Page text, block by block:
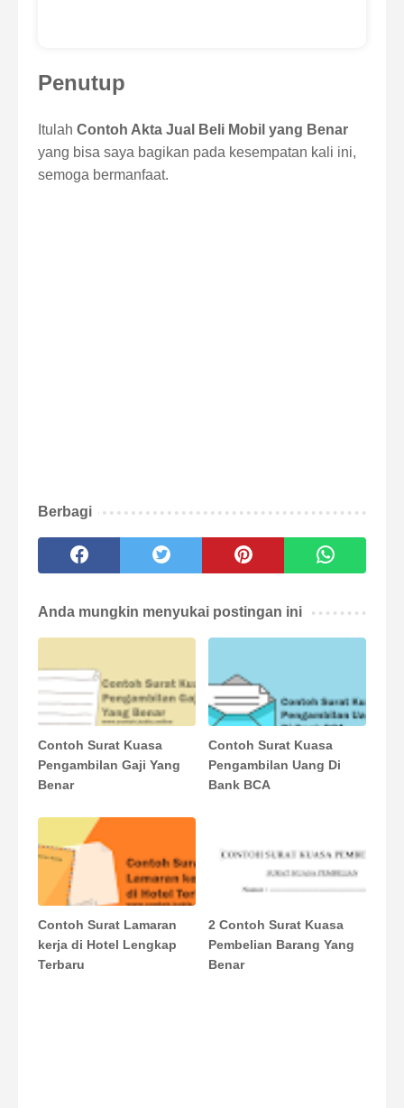
Penutup
Itulah Contoh Akta Jual Beli Mobil yang Benar
yang bisa saya bagikan pada kesempatan kali ini,
semoga bermanfaat.
Berbagi
Anda mungkin menyukai postingan ini
Contoh Surat Kuasa
Pengambilan Gaji Yang
Benar
Contoh Surat Kuasa
Pengambilan Uang Di
Bank BCA
Contoh Surat Lamaran
kerja di Hotel Lengkap
Terbaru
2 Contoh Surat Kuasa
Pembelian Barang Yang
Benar